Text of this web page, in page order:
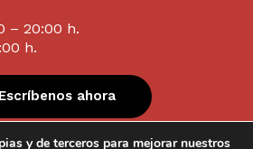
– 20:00 h.
h.
ahora
y de terceros para mejorar nuestros